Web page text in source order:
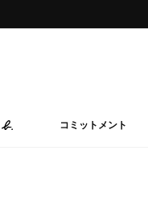
コミットメント